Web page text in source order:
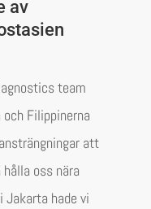
av
team
Filippinerna
att
oss nära
Jakarta hade vi